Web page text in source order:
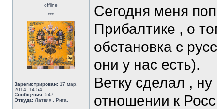
offline
***
Зарегистрирован: 17 мар,
2014, 14:54
Сообщения: 547
Откуда: Латвия , Рига.
Сегодня меня
Прибалтике , о
обстановка с
они у нас есть).
Ветку сделал ,
отношении к